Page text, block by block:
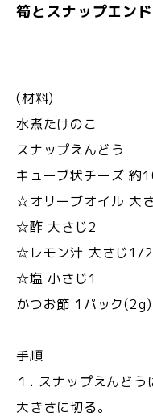
筍とスナップエン
(材料)
水煮たけのこ 1
スナップえんど
キューブ状チーズ 約
☆オリーブオイル 大
☆酢 大さじ2
☆レモン汁 大さじ1/2
☆塩 小さじ1
かつお節 1パック(2g)
手順
１. スナップえんどう
大きさに切る。